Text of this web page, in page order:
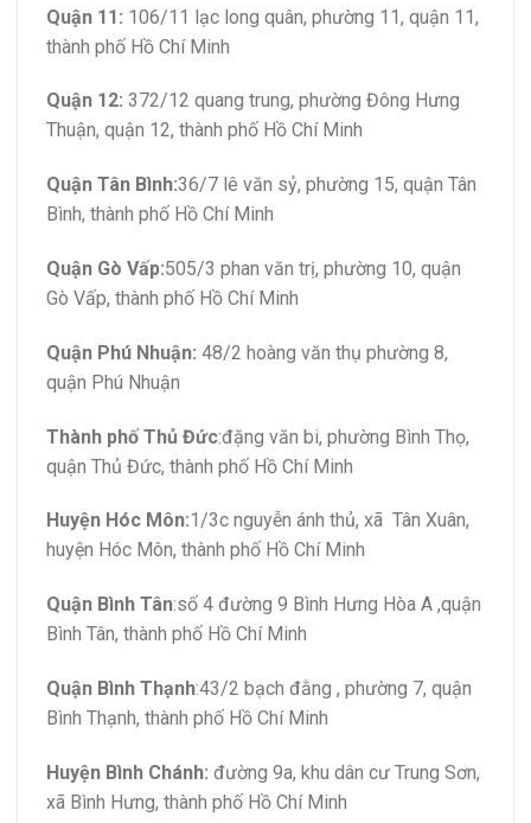
Quận 11: 106/11 lạc long quân, phường 11, quận 11,
thành phố Hồ Chí Minh
Quận 12: 372/12 quang trung, phường Đông Hưng
Thuận, quận 12, thành phố Hồ Chí Minh
Quận Tân Bình:36/7 lê văn sỷ, phường 15, quận Tân
Bình, thành phố Hồ Chí Minh
Quận Gò Vấp:505/3 phan văn trị, phường 10, quận
Gò Vấp, thành phố Hồ Chí Minh
Quận Phú Nhuận: 48/2 hoàng văn thụ phường 8,
quận Phú Nhuận
Thành phố Thủ Đức:đặng văn bi, phường Bình Thọ,
quận Thủ Đức, thành phố Hồ Chí Minh
Huyện Hóc Môn:1/3c nguyễn ánh thủ, xã Tân Xuân,
huyện Hóc Môn, thành phố Hồ Chí Minh
Quận Bình Tân:số 4 đường 9 Bình Hưng Hòa A ,quận
Bình Tân, thành phố Hồ Chí Minh
Quận Bình Thạnh:43/2 bạch đằng , phường 7, quận
Bình Thạnh, thành phố Hồ Chí Minh
Huyện Bình Chánh: đường 9a, khu dân cư Trung Sơn,
xã Bình Hưng, thành phố Hồ Chí Minh